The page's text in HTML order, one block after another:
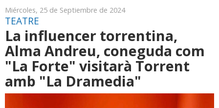
Miércoles, 25 de Septiembre de 2024
TEATRE
La influencer torrentina,
Alma Andreu, coneguda com
"La Forte" visitarà Torrent
amb "La Dramedia"